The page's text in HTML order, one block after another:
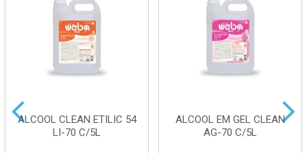
ALCOOL CLEAN ETILIC 54
LI-70 C/5L
ALCOOL EM GEL CLEAN
AG-70 C/5L